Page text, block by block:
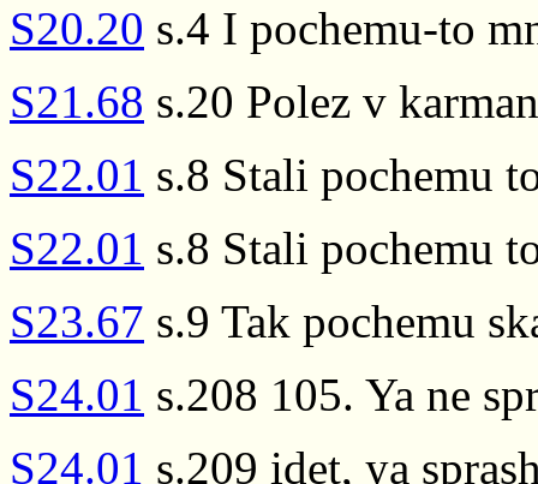
S20.20 s.4 I pochemu-to
S21.68 s.20 Polez v
S22.01 s.8 Stali pochemu
S22.01 s.8 Stali pochemu
S23.67 s.9 Tak pochemu
S24.01 s.208 105. Ya ne
S24.01 s.209 idet, ya